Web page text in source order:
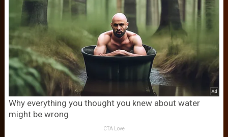
Why everything you thought you knew about water
might be wrong
CTA Love